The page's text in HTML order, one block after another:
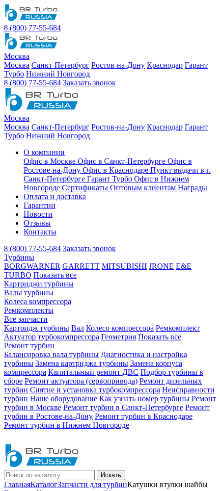
8 (800) 77-55-684
Москва
Москва Санкт-Петербург Ростов-на-Дону Краснодар Гарант
Турбо Нижний Новгород
8 (800) 77-55-684 Заказать звонок
Москва
Москва Санкт-Петербург Ростов-на-Дону Краснодар Гарант
Турбо Нижний Новгород
О компании
Офис в Москве Офис в Санкт-Петербурге Офис в
Ростове-на-Дону Офис в Краснодаре Пункт выдачи в г.
Санкт-Петербурге Гарант Турбо Офис в Нижнем
Новгороде Сертификаты Оптовым клиентам Награды
Оплата и доставка
Гарантии
Новости
Отзывы
Контакты
8 (800) 77-55-684 Заказать звонок
Турбины
BORGWARNER GARRETT MITSUBISHI JRONE E&E
TURBO Показать все
Картриджи турбины
Валы турбины
Колеса компрессора
Ремкомплекты
Все запчасти
Картридж турбины Вал Колесо компрессора Ремкомплект
Актуатор турбокомпрессора Геометрия Показать все
Ремонт турбин
Балансировка вала турбины Диагностика и настройка
турбины Замена картриджа турбины Замена корпуса
компрессора Капитальный ремонт ДВС Подбор турбины в
сборе Ремонт актуатора (сервопривода) Ремонт дизельных
турбин Снятие и установка турбокомпрессора Неисправности
турбин Наше оборудование Как узнать номер турбины Ремонт
турбин в Москве Ремонт турбин в Санкт-Петербурге Ремонт
турбин в Ростове-на-Дону Ремонт турбин в Краснодаре
Ремонт турбин в Нижнем Новгороде
Искать
ГлавнаяКаталогЗапчасти для турбинКатушки втулки шайбы